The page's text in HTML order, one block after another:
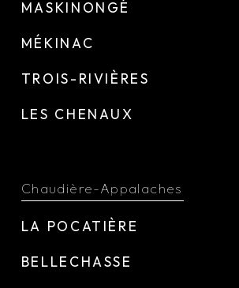
MASKINONGÉ
MÉKINAC
TROIS-RIVIÈRES
LES CHENAUX
Chaudière-Appalaches
LA POCATIÈRE
BELLECHASSE